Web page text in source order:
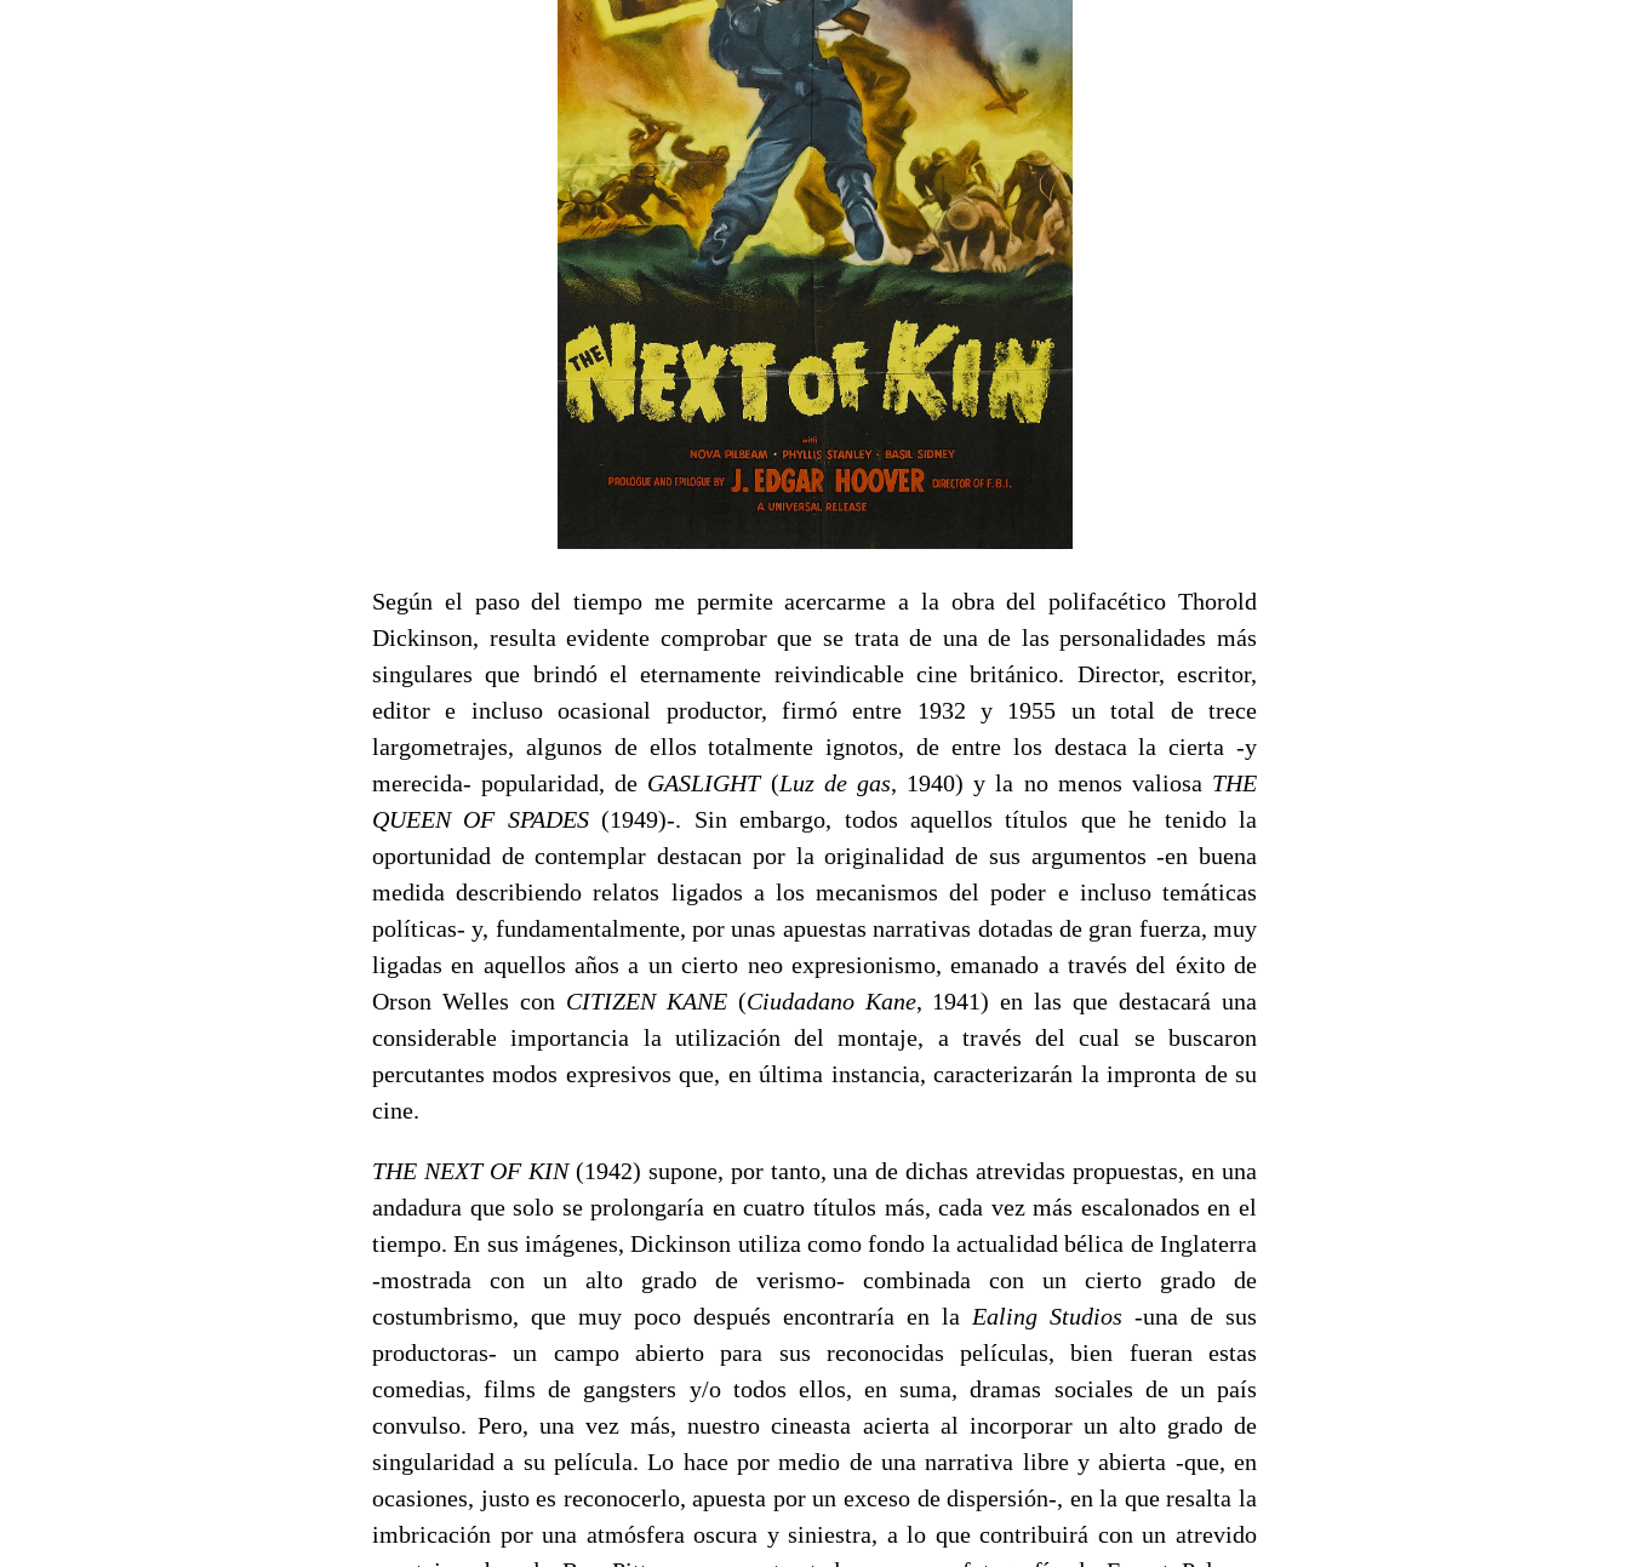
Según el paso del tiempo me permite acercarme a la obra del polifacético Thorold
Dickinson, resulta evidente comprobar que se trata de una de las personalidades más
singulares que brindó el eternamente reivindicable cine británico. Director, escritor,
editor e incluso ocasional productor, firmó entre 1932 y 1955 un total de trece
largometrajes, algunos de ellos totalmente ignotos, de entre los destaca la cierta -y
merecida- popularidad, de GASLIGHT(Luz de gas, 1940) y la no menos valiosa THE
QUEEN OF SPADES(1949)-. Sin embargo, todos aquellos títulos que he tenido la
oportunidad de contemplar destacan por la originalidad de sus argumentos -en buena
medida describiendo relatos ligados a los mecanismos del poder e incluso temáticas
políticas- y, fundamentalmente, por unas apuestas narrativas dotadas de gran fuerza, muy
ligadas en aquellos años a un cierto neo expresionismo, emanado a través del éxito de
Orson Welles con CITIZEN KANE(Ciudadano Kane, 1941) en las que destacará una
considerable importancia la utilización del montaje, a través del cual se buscaron
percutantes modos expresivos que, en última instancia, caracterizarán la impronta de su
cine.
THE NEXT OF KIN(1942) supone, por tanto, una de dichas atrevidas propuestas, en una
andadura que solo se prolongaría en cuatro títulos más, cada vez más escalonados en el
tiempo. En sus imágenes, Dickinson utiliza como fondo la actualidad bélica de Inglaterra
-mostrada con un alto grado de verismo- combinada con un cierto grado de
costumbrismo, que muy poco después encontraría en la Ealing Studios -una de sus
productoras- un campo abierto para sus reconocidas películas, bien fueran estas
comedias, films de gangsters y/o todos ellos, en suma, dramas sociales de un país
convulso. Pero, una vez más, nuestro cineasta acierta al incorporar un alto grado de
singularidad a su película. Lo hace por medio de una narrativa libre y abierta -que, en
ocasiones, justo es reconocerlo, apuesta por un exceso de dispersión-, en la que resalta la
imbricación por una atmósfera oscura y siniestra, a lo que contribuirá con un atrevido